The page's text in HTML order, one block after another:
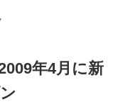
年4月に新